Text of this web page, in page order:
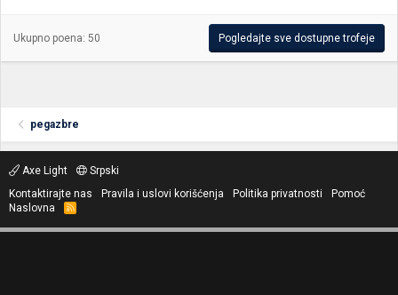
Ukupno poena: 50 Pogledajte sve dostupne trofeje
pegazbre
Axe Light
Srpski
Kontaktirajte nas
Pravila i uslovi korišćenja Politika privatnosti
Pomoć
Naslovna
R
S